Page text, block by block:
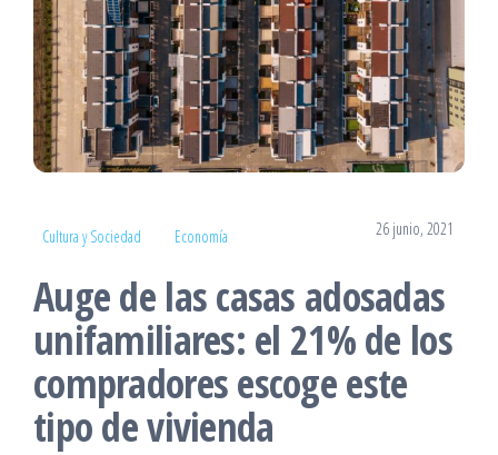
Cultura y Sociedad Economía 26 junio, 2021
Auge de las casas adosadas
unifamiliares: el 21% de los
compradores escoge este
tipo de vivienda